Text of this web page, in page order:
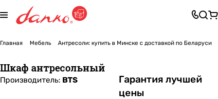
Главная Мебель Антресоли: купить в Минске с доставкой по Беларуси
Шкаф антресольный
Производитель: BTS Гарантия лучшей
цены